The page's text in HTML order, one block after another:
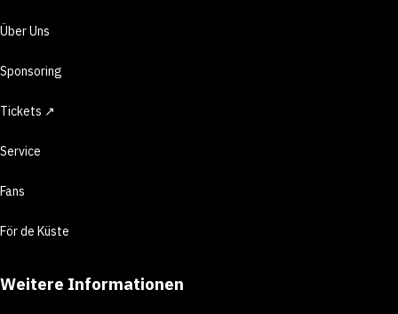
Über Uns
Sponsoring
Tickets ↗
Service
Fans
För de Küste
Weitere Informationen